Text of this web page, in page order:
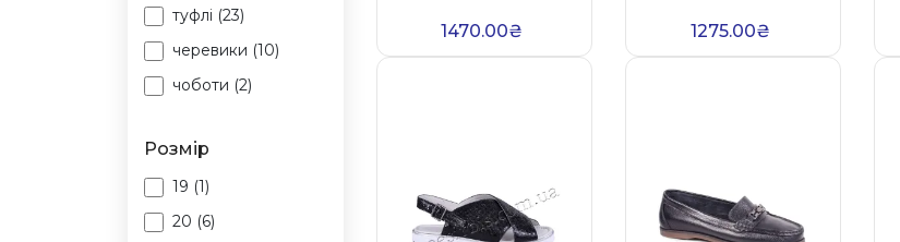
туфлі (23)
черевики (10)
чоботи (2)
Розмір
19 (1)
20 (6)
1470.00₴ 1275.00₴